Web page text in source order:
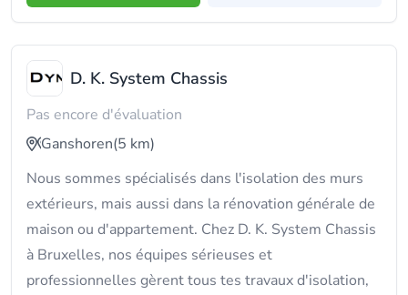
D. K. System Chassis
Pas encore d'évaluation
Ganshoren(5 km)
Nous sommes spécialisés dans l'isolation des murs
extérieurs, mais aussi dans la rénovation générale de
maison ou d'appartement. Chez D. K. System Chassis
à Bruxelles, nos équipes sérieuses et
professionnelles gèrent tous tes travaux d'isolation,